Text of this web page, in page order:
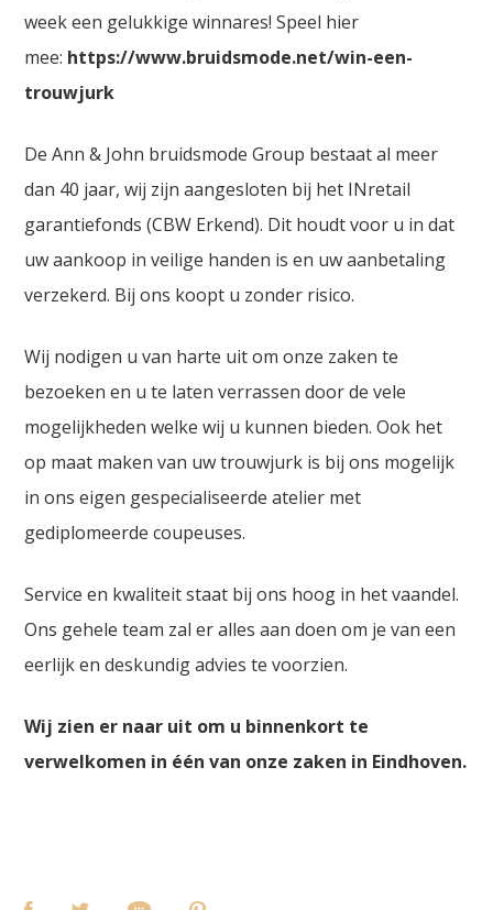
week een gelukkige winnares! Speel hier
mee: https://www.bruidsmode.net/win-een-
trouwjurk
De Ann & John bruidsmode Group bestaat al meer
dan 40 jaar, wij zijn aangesloten bij het INretail
garantiefonds (CBW Erkend). Dit houdt voor u in dat
uw aankoop in veilige handen is en uw aanbetaling
verzekerd. Bij ons koopt u zonder risico.
Wij nodigen u van harte uit om onze zaken te
bezoeken en u te laten verrassen door de vele
mogelijkheden welke wij u kunnen bieden. Ook het
op maat maken van uw trouwjurk is bij ons mogelijk
in ons eigen gespecialiseerde atelier met
gediplomeerde coupeuses.
Service en kwaliteit staat bij ons hoog in het vaandel.
Ons gehele team zal er alles aan doen om je van een
eerlijk en deskundig advies te voorzien.
Wij zien er naar uit om u binnenkort te
verwelkomen in één van onze zaken in Eindhoven.